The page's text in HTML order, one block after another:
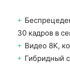
30 кадров в
Видео 8K,
Гибридный